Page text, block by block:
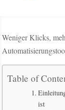
Weniger Klicks,
Table of
ist